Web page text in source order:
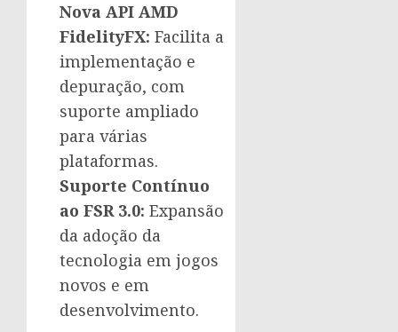
Nova API AMD
FidelityFX: Facilita a
implementação e
depuração, com
suporte ampliado
para várias
plataformas.
Suporte Contínuo
ao FSR 3.0: Expansão
da adoção da
tecnologia em jogos
novos e em
desenvolvimento.